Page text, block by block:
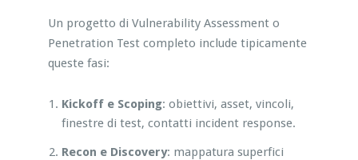
Un progetto di Vulnerability Assessment o
Penetration Test completo include tipicamente
queste fasi:
Kickoff e Scoping: obiettivi, asset, vincoli,
finestre di test, contatti incident response.
Recon e Discovery: mappatura superfici